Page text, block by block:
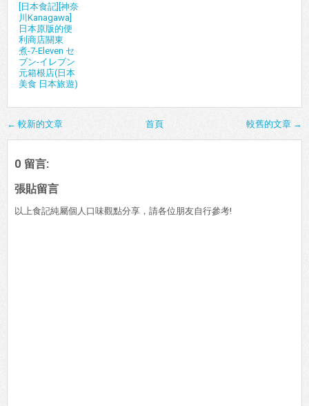
[日本食記][神奈
川Kanagawa]
日本原版的便
利商店關東
煮-7-Eleven セ
ブン-イレブン
元箱根店(日本
美食 日本旅遊)
← 較新的文章 較舊的文章 →
首頁
0 留言:
張貼留言
以上食記純屬個人口味觀點分享，請各位朋友自行參考!